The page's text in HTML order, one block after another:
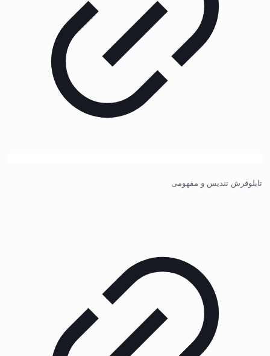
تابلوفرش تندیس و مفهومی